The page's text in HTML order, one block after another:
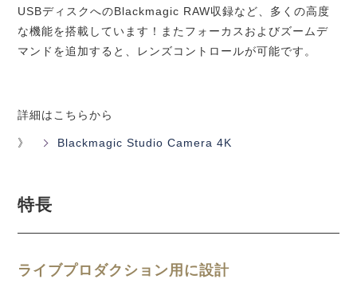
USBディスクへのBlackmagic RAW収録など、多くの高度
な機能を搭載しています！またフォーカスおよびズームデ
マンドを追加すると、レンズコントロールが可能です。
詳細はこちらから
》 Blackmagic Studio Camera 4K
特長
ライブプロダクション用に設計